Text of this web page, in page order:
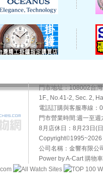
門市地址：108002台
1F., No.41-2, Sec. 2,
電話訂購與客服專線
門市營業時間:週一至
8月店休日：8月23日(
Copyright©1995~2026
公司名稱：金響有限公
Power by A-Cart購物車